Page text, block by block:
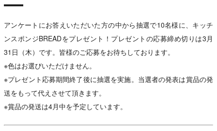
アンケートにお答えいただいた方の中から抽選で10名様に、キッチ
ンスポンジBREADをプレゼント！プレゼントの応募締め切りは3月
31日（木）です。皆様のご応募をお待ちしております。
※色はお選びいただけません。
※プレゼント応募期間終了後に抽選を実施。当選者の発表は賞品の発
送をもって代えさせて頂きます。
※賞品の発送は4月中を予定しています。